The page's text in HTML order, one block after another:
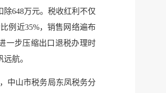
648万元。税收红利不仅
例近35%，销售网络遍布
一步压缩出口退税办理时
航。
中山市税务局东凤税务分